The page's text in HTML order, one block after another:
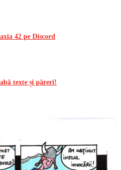
42 pe Discord
texte și păreri!